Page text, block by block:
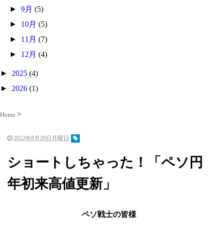
►9月(5)
► 10月(5)
► 11月(7)
► 12月(4)
► 2025 (4)
► 2026 (1)
Home
2022年8月29日月曜日
ショートしちゃった！「ペソ円
年初来高値更新」
ペソ戦士の皆様